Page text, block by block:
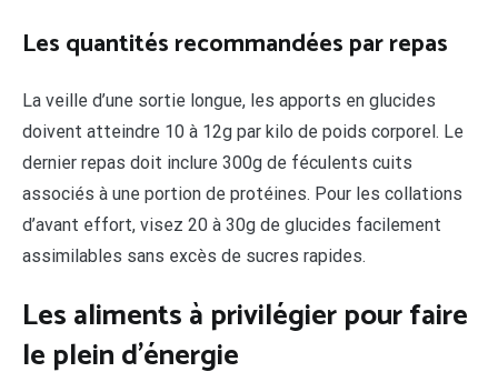
Les quantités recommandées par repas
La veille d’une sortie longue, les apports en glucides
doivent atteindre 10 à 12g par kilo de poids corporel. Le
dernier repas doit inclure 300g de féculents cuits
associés à une portion de protéines. Pour les collations
d’avant effort, visez 20 à 30g de glucides facilement
assimilables sans excès de sucres rapides.
Les aliments à privilégier pour faire
le plein d’énergie